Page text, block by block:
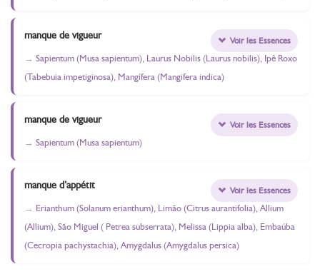
manque de vigueur
Sapientum (Musa sapientum), Laurus Nobilis (Laurus nobilis), Ipê Roxo
(Tabebuia impetiginosa), Mangífera (Mangifera indica)
Voir les Essences
manque de vigueur
Sapientum (Musa sapientum)
Voir les Essences
manque d’appétit
Erianthum (Solanum erianthum), Limão (Citrus aurantifolia), Allium
(Allium), São Miguel ( Petrea subserrata), Melissa (Lippia alba), Embaúba
(Cecropia pachystachia), Amygdalus (Amygdalus persica)
Voir les Essences